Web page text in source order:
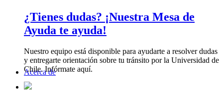
Acerca de
¿Tienes dudas? ¡Nuestra Mesa de
Ayuda te ayuda!
Nuestro equipo está disponible para ayudarte a resolver dudas
y entregarte orientación sobre tu tránsito por la Universidad de
Chile. Infórmate aquí.